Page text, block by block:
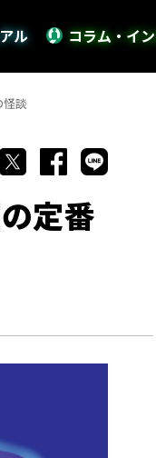
ル コラム・イ
談
定番